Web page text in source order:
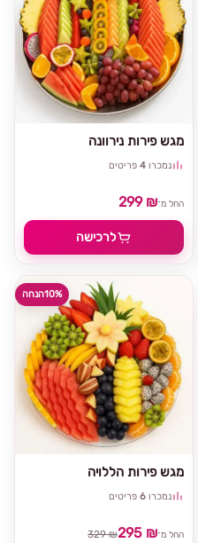
מגש פירות נירוונה
נמכרו 4 פריטים
החל מ־299 ₪
לרכישה
10%הנחה
מגש פירות הללויה
נמכרו 6 פריטים
החל מ־295 ₪
329 ₪